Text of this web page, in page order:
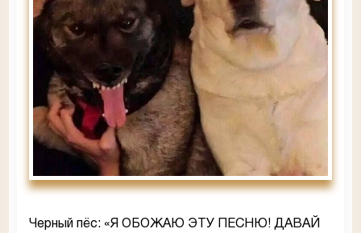
Черный пёс: «Я ОБОЖАЮ ЭТУ ПЕСНЮ! ДАВАЙ